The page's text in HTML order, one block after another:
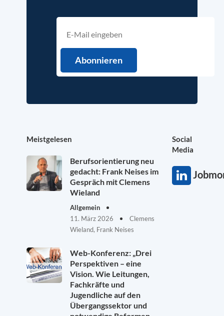
Meistgelesen
Berufsorientierung neu
gedacht: Frank Neises im
Gespräch mit Clemens
Wieland
Allgemein
11. März 2026
Clemens
Wieland, Frank Neises
Web-Konferenz: „Drei
Perspektiven – eine
Vision. Wie Leitungen,
Fachkräfte und
Jugendliche auf den
Übergangssektor und
Social
Media